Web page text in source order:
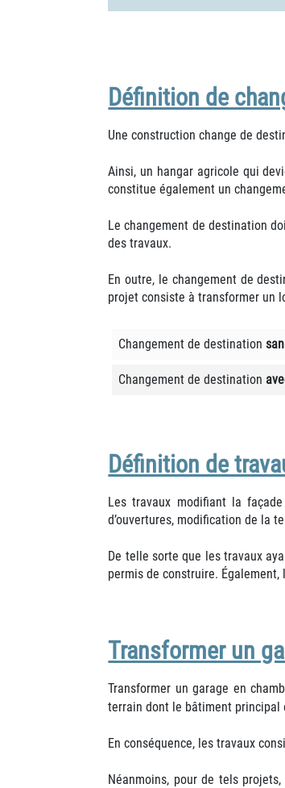
Définition de
Une construction change de
Ainsi, un hangar agricole qui
constitue également un
Le changement de destination
des travaux.
En outre, le changement de
projet consiste à transformer un
Changement de destination
Changement de destination
Définition de
Les travaux modifiant la
d’ouvertures, modification de la
De telle sorte que les travaux
permis de construire. Également,
Transformer un
Transformer un garage en
terrain dont le bâtiment principal
En conséquence, les travaux
Néanmoins, pour de tels projets,